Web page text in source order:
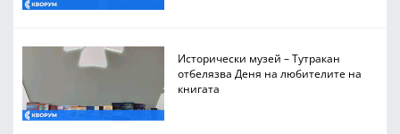
Исторически музей – Тутракан
отбелязва Деня на любителите на
книгата